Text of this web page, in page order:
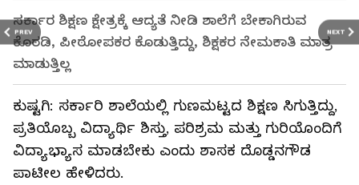
PREV NEXT
ಸರ್ಕಾರ ಶಿಕ್ಷಣ ಕ್ಷೇತ್ರಕ್ಕೆ ಆದ್ಯತೆ ನೀಡಿ ಶಾಲೆಗೆ ಬೇಕಾಗಿರುವ
ಕೊಠಡಿ, ಪೀಠೋಪಕರ ಕೊಡುತ್ತಿದ್ದು, ಶಿಕ್ಷಕರ ನೇಮಕಾತಿ ಮಾತ್ರ
ಮಾಡುತ್ತಿಲ್ಲ
ಕುಷ್ಟಗಿ: ಸರ್ಕಾರಿ ಶಾಲೆಯಲ್ಲಿ ಗುಣಮಟ್ಟದ ಶಿಕ್ಷಣ ಸಿಗುತ್ತಿದ್ದು,
ಪ್ರತಿಯೊಬ್ಬ ವಿದ್ಯಾರ್ಥಿ ಶಿಸ್ತು, ಪರಿಶ್ರಮ ಮತ್ತು ಗುರಿಯೊಂದಿಗೆ
ವಿದ್ಯಾಭ್ಯಾಸ ಮಾಡಬೇಕು ಎಂದು ಶಾಸಕ ದೊಡ್ಡನಗೌಡ
ಪಾಟೀಲ ಹೇಳಿದರು.